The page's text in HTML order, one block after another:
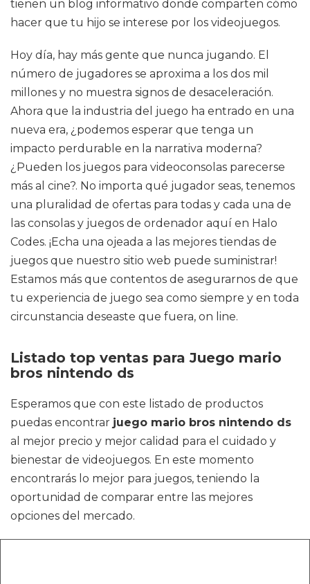
tienen un blog informativo donde comparten cómo
hacer que tu hijo se interese por los videojuegos.
Hoy día, hay más gente que nunca jugando. El
número de jugadores se aproxima a los dos mil
millones y no muestra signos de desaceleración.
Ahora que la industria del juego ha entrado en una
nueva era, ¿podemos esperar que tenga un
impacto perdurable en la narrativa moderna?
¿Pueden los juegos para videoconsolas parecerse
más al cine?. No importa qué jugador seas, tenemos
una pluralidad de ofertas para todas y cada una de
las consolas y juegos de ordenador aquí en Halo
Codes. ¡Echa una ojeada a las mejores tiendas de
juegos que nuestro sitio web puede suministrar!
Estamos más que contentos de asegurarnos de que
tu experiencia de juego sea como siempre y en toda
circunstancia deseaste que fuera, on line.
Listado top ventas para Juego mario
bros nintendo ds
Esperamos que con este listado de productos
puedas encontrar juego mario bros nintendo ds
al mejor precio y mejor calidad para el cuidado y
bienestar de videojuegos. En este momento
encontrarás lo mejor para juegos, teniendo la
oportunidad de comparar entre las mejores
opciones del mercado.